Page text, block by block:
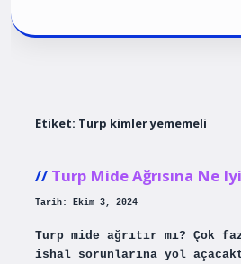
Etiket: Turp kimler yememeli
Turp Mide Ağrısına Ne
Tarih: Ekim 3, 2024
Turp mide ağrıtır mı? Çok
ishal sorunlarına yol